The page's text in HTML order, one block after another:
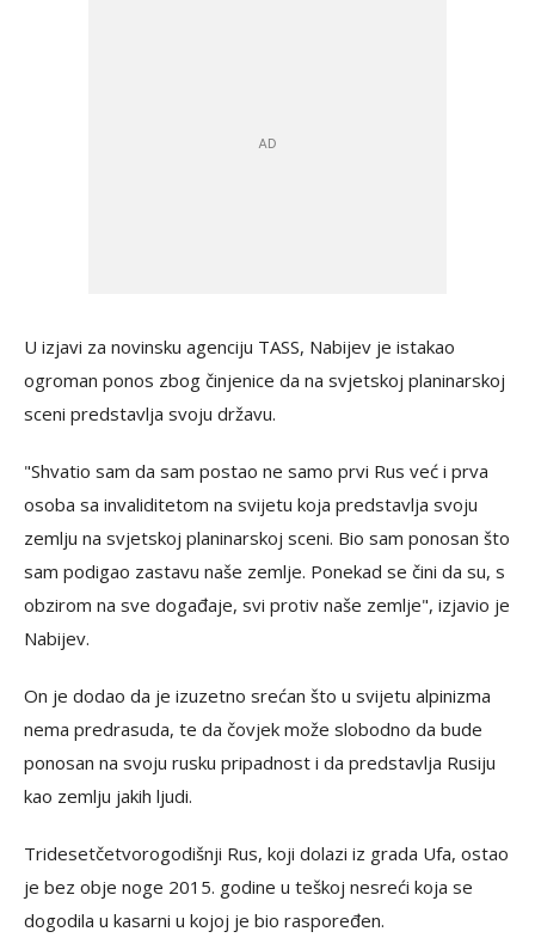
U izjavi za novinsku agenciju TASS, Nabijev je istakao
ogroman ponos zbog činjenice da na svjetskoj planinarskoj
sceni predstavlja svoju državu.
"Shvatio sam da sam postao ne samo prvi Rus već i prva
osoba sa invaliditetom na svijetu koja predstavlja svoju
zemlju na svjetskoj planinarskoj sceni. Bio sam ponosan što
sam podigao zastavu naše zemlje. Ponekad se čini da su, s
obzirom na sve događaje, svi protiv naše zemlje", izjavio je
Nabijev.
On je dodao da je izuzetno srećan što u svijetu alpinizma
nema predrasuda, te da čovjek može slobodno da bude
ponosan na svoju rusku pripadnost i da predstavlja Rusiju
kao zemlju jakih ljudi.
Tridesetčetvorogodišnji Rus, koji dolazi iz grada Ufa, ostao
je bez obje noge 2015. godine u teškoj nesreći koja se
dogodila u kasarni u kojoj je bio raspoređen.